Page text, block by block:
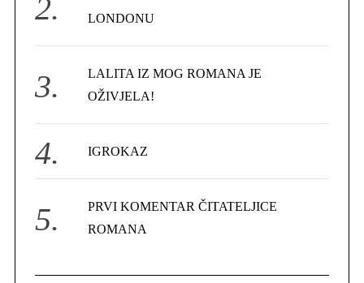
LONDONU
LALITA IZ MOG ROMANA JE
OŽIVJELA!
IGROKAZ
PRVI KOMENTAR ČITATELJICE
ROMANA
r
c
o
r